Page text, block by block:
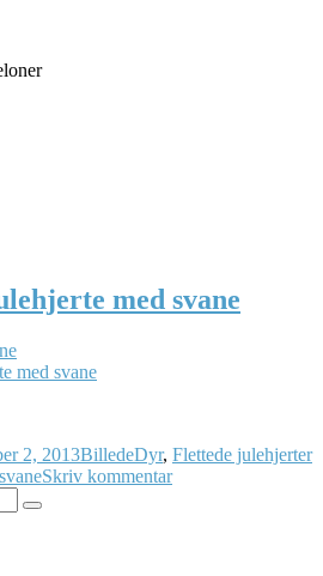
med svane
2, 2013BilledeDyr, Flettede julehjerter
svaneSkriv kommentartil
Søg